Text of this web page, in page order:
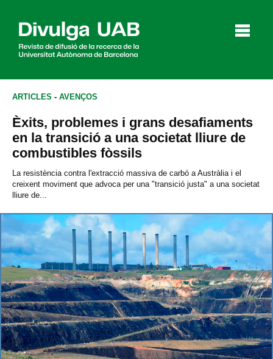
Articles
Agenda
English Español
CERCAR
ARTICLES - AVENÇOS
Èxits, problemes i grans desafiaments
en la transició a una societat lliure de
combustibles fòssils
La resistència contra l'extracció massiva de carbó a Austràlia i el
creixent moviment que advoca per una "transició justa" a una societat
lliure de...